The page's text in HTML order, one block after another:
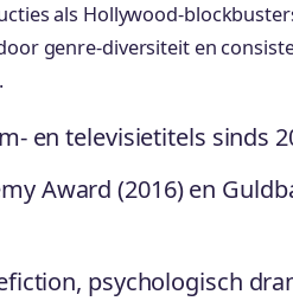
als Hollywood-
genre-diversiteit en
en televisietitels sinds
Award (2016) en
psychologisch